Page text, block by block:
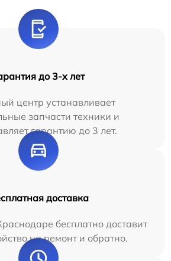
до 3-х лет
центр устанавливает
запчасти техники и
гарантию до 3 лет.
доставка
бесплатно доставит
на ремонт и обратно.